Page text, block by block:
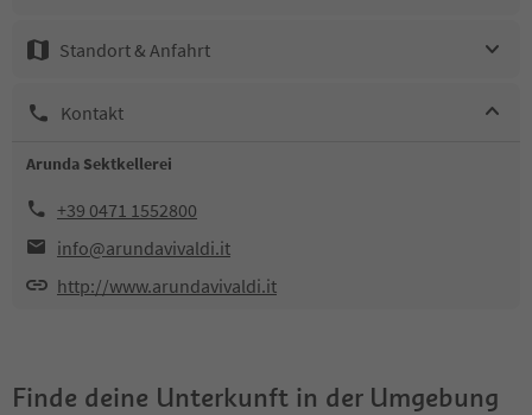
Standort & Anfahrt
Kontakt
Arunda Sektkellerei
+39 0471 1552800
info@arundavivaldi.it
http://www.arundavivaldi.it
Finde deine Unterkunft in der Umgebung